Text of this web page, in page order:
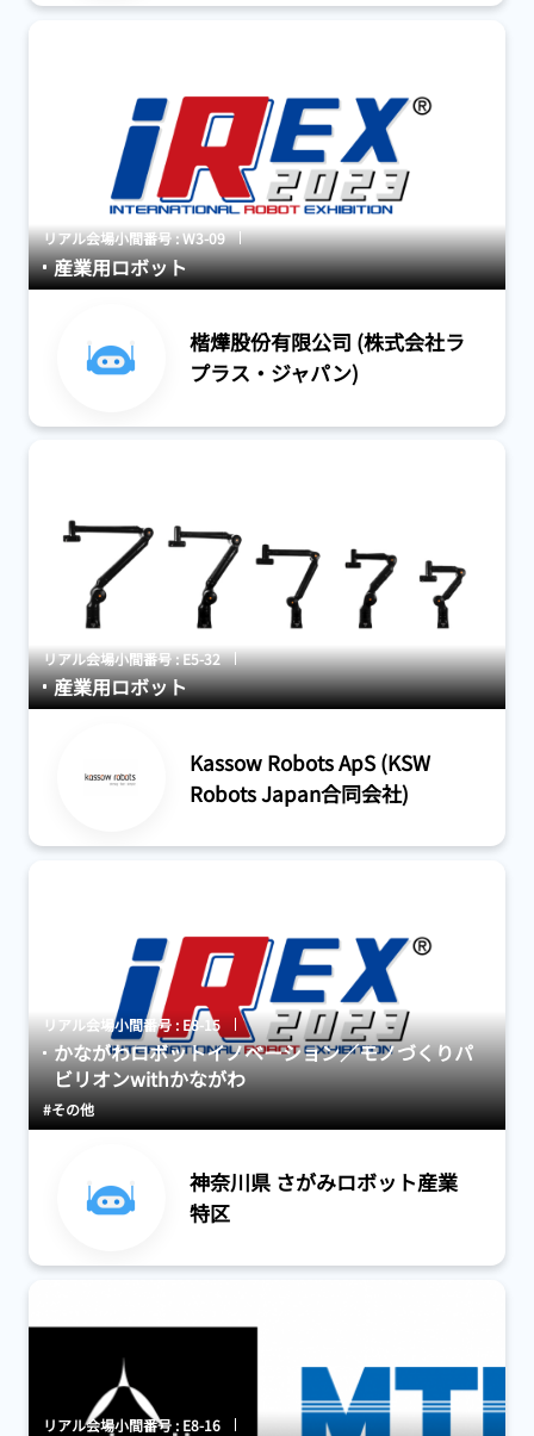
リアル会場小間番号 : W3-09
産業用ロボット
楷燁股份有限公司 (株式会社ラ
プラス・ジャパン)
リアル会場小間番号 : E5-32
産業用ロボット
Kassow Robots ApS (KSW
Robots Japan合同会社)
リアル会場小間番号 : E8-15
かながわロボットイノベーション／モノづくりパ
ビリオンwithかながわ
#その他
神奈川県 さがみロボット産業
特区
リアル会場小間番号 : E8-16